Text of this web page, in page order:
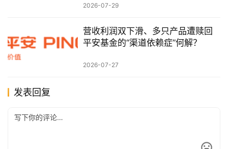
2026-07-29
营收利润双下滑、多只产品遭赎回
平安基金的“渠道依赖症”何解？
2026-07-27
发表回复